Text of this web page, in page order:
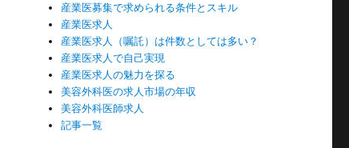
産業医募集で求められる条件とスキル
産業医求人
産業医求人（嘱託）は件数としては多い？
産業医求人で自己実現
産業医求人の魅力を探る
美容外科医の求人市場の年収
美容外科医師求人
記事一覧